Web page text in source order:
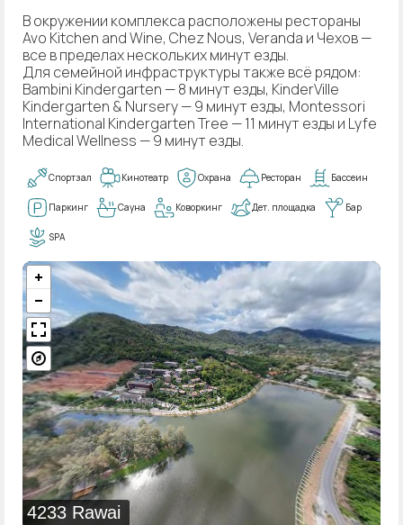
В окружении комплекса расположены рестораны
Avo Kitchen and Wine, Chez Nous, Veranda и Чехов —
все в пределах нескольких минут езды.
Для семейной инфраструктуры также всё рядом:
Bambini Kindergarten — 8 минут езды, KinderVille
Kindergarten & Nursery — 9 минут езды, Montessori
International Kindergarten Tree — 11 минут езды и Lyfe
Medical Wellness — 9 минут езды.
Спортзал Кинотеатр Охрана Ресторан Бассеин
Паркинг Сауна Коворкинг Дет. площадка Бар
SPA
4233 Rawai